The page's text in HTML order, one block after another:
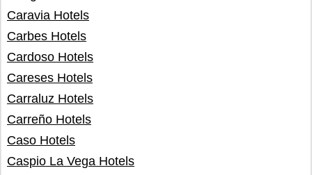
Caravia Hotels
Carbes Hotels
Cardoso Hotels
Careses Hotels
Carraluz Hotels
Carreño Hotels
Caso Hotels
Caspio La Vega Hotels